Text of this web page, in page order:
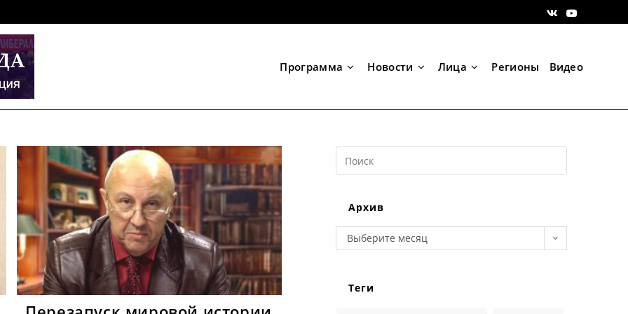
Программа Новости Лица Регионы Видео
Search
this
Архив
Архив
Выберите месяц
Теги